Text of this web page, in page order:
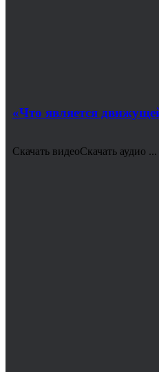
«Что является
Скачать видеоСкачать аудио ...